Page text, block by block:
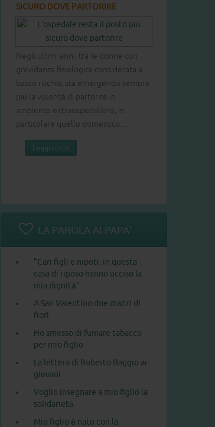
SICURO DOVE PARTORIRE
Negli ultimi anni, tra le donne con
gravidanza fisiologica considerata a
basso rischio, sta emergendo sempre
più la volontà di partorire in
ambiente extraospedaliero, in
particolare quello domestico. ...
Leggi tutto
LA PAROLA AI PAPA'
"Cari figli e nipoti, in questa
casa di riposo hanno ucciso la
mia dignità"
A San Valentino due mazzi di
fiori
Ho smesso di fumare tabacco
per mio figlio
La lettera di Roberto Baggio ai
giovani
Voglio insegnare a mio figlio la
solidarietà
Mio figlio è nato con la